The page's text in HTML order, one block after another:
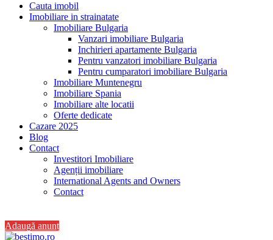
Cauta imobil
Imobiliare in strainatate
Imobiliare Bulgaria
Vanzari imobiliare Bulgaria
Inchirieri apartamente Bulgaria
Pentru vanzatori imobiliare Bulgaria
Pentru cumparatori imobiliare Bulgaria
Imobiliare Muntenegru
Imobiliare Spania
Imobiliare alte locatii
Oferte dedicate
Cazare 2025
Blog
Contact
Investitori Imobiliare
Agenții imobiliare
International Agents and Owners
Contact
Adaugă anunț